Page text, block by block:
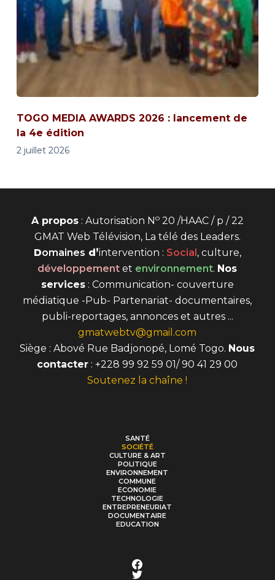
TOGO MEDIA AWARDS 2026 : lancement de
la 4e édition
2 juillet 2026
A propos: Autorisation No20 /HAAC / p / 22
GMAT Web Télévision, La télé des Leaders.
Domaines d’intervention : Social, culture,
développement et environnement. Nos
services: Communication- couverture
médiatique -Pub- Partenariat- documentaires,
publi-reportages, annonces et autres ...
gmatwebtv@gmail.com
Siège : Abové Rue Badjonopé, Lomé Togo. Nous
contacter : +228 99 92 59 01/ 90 41 29 00
Soutenez la chaîne !
SANTÉ
SOCIÉTÉ
CULTURE & ART
POLITIQUE
ENVIRONNEMENT
COMMUNE
ECONOMIE
TECHNOLOGIE
ENTREPRENEURIAT
DOCUMENTAIRE
EDUCATION